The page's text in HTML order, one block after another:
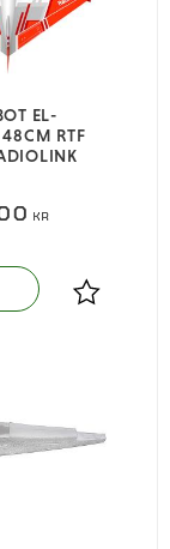
EL-
48CM RTF
KR
Lägg till i